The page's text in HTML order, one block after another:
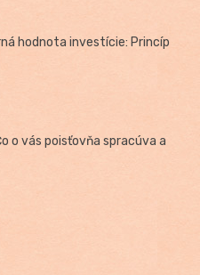
hodnota investície: Princíp
o vás poisťovňa spracúva a